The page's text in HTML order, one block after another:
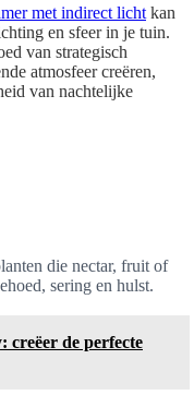
met indirect licht kan
en sfeer in je tuin.
van strategisch
atmosfeer creëren,
van nachtelijke
die nectar, fruit of
sering en hulst.
creëer de perfecte